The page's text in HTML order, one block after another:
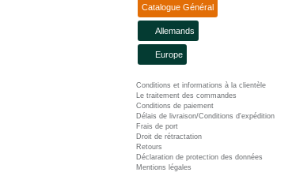
Catalogue Général
Allemands
Europe
Conditions et informations à la clientèle
Le traitement des commandes
Conditions de paiement
Délais de livraison/Conditions d'expédition
Frais de port
Droit de rétractation
Retours
Déclaration de protection des données
Mentions légales